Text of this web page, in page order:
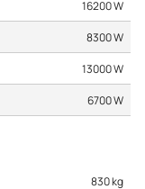
16200 W
8300 W
13000 W
6700 W
830 kg